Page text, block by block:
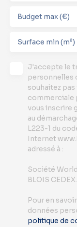
Budget max (€)
Surface min (m²)
J'accepte le
personnelles
souhaitez
commerciale
vous inscrire
au
L223-1 du
Internet
adressé à :
Société
BLOIS CEDEX.
Pour en
données
politique de